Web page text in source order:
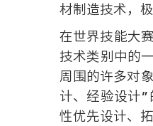
材制造技术，
在世界技能大
技术类别中的
周围的许多对
计、经验设计
性优先设计、